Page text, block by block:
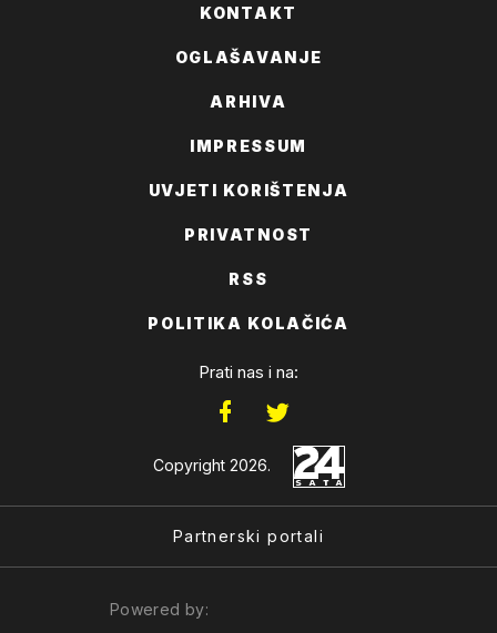
KONTAKT
OGLAŠAVANJE
ARHIVA
IMPRESSUM
UVJETI KORIŠTENJA
PRIVATNOST
RSS
POLITIKA KOLAČIĆA
Prati nas i na:
Copyright 2026.
Partnerski portali
Powered by: